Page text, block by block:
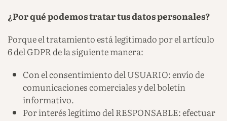
¿Por qué podemos tratar tus datos personales?
Porque el tratamiento está legitimado por el artículo
6 del GDPR de la siguiente manera:
Con el consentimiento del USUARIO: envío de
comunicaciones comerciales y del boletín
informativo.
Por interés legítimo del RESPONSABLE: efectuar